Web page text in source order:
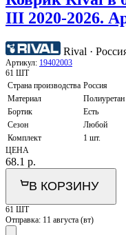
III 2020-2026.
Rival ·
Артикул: 19402003
61 ШТ
Страна производства Россия
Материал
Полиуретан
Бортик
Есть
Сезон
Любой
Комплект
1 шт.
ЦЕНА
68.1 р.
В КОРЗИНУ
61 ШТ
Отправка: 11 августа (вт)